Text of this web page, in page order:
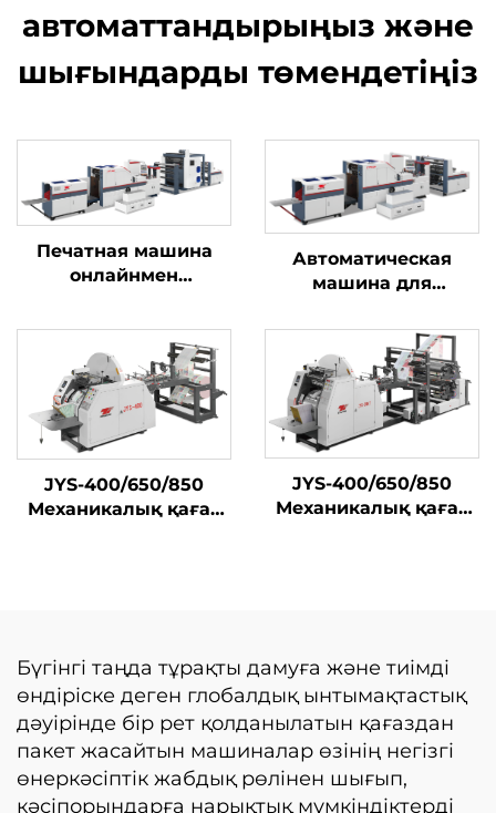
автоматтандырыңыз және
шығындарды төмендетіңіз
Печатная машина
онлайнмен
қағаздық көлік
машинасы
Автоматическая
машина для
квадратных донных
бумажных пакетов из
рулона
JYS-400/650/850
Механикалық қағаз
JYS-400/650/850
Механикалық қағаз
Бүгінгі таңда тұрақты дамуға және тиімді
өндіріске деген глобалдық ынтымақтастық
дәуірінде бір рет қолданылатын қағаздан
пакет жасайтын машиналар өзінің негізгі
өнеркәсіптік жабдық рөлінен шығып,
кәсіпорындарға нарықтық мүмкіндіктерді